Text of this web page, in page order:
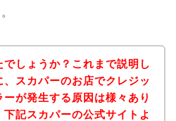
でしょうか？これまで説明し
、スカパーのお店でクレジッ
ーが発生する原因は様々あり
下記スカパーの公式サイトよ